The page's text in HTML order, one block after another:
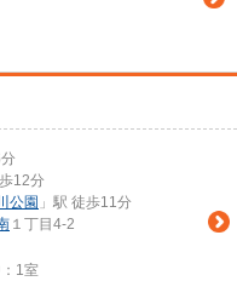
12分
公園 」駅 徒歩11分
１丁目4-2
1室